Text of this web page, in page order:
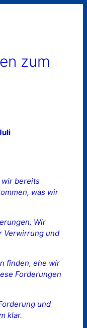
zum
wir bereits
was wir
Wir
Verwirrung und
finden, ehe wir
Forderungen
und
klar.